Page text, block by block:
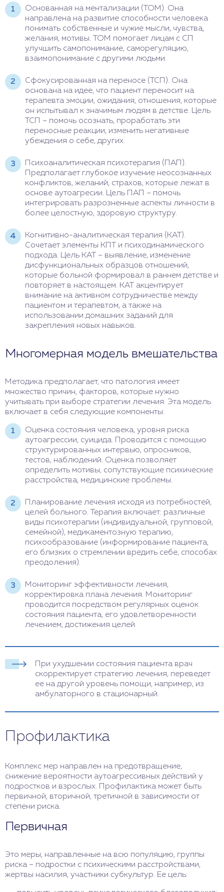
Основанная на ментализации (ТОМ). Она
направлена на развитие способности человека
понимать собственные и чужие мысли, чувства,
желания, мотивы. ТОМ помогает лицам с СП
улучшить самопонимание, саморегуляцию,
взаимопонимание с другими людьми.
Сфокусированная на переносе (ТСП). Она
основана на идее, что пациент переносит на
терапевта эмоции, ожидания, отношения, которые
он испытывал к значимым людям в детстве. Цель
ТСП – помочь осознать, проработать эти
переносные реакции, изменить негативные
убеждения о себе, других.
Психоаналитическая психотерапия (ПАП).
Предполагает глубокое изучение неосознанных
конфликтов, желаний, страхов, которые лежат в
основе аутоагресии. Цель ПАП – помочь
интегрировать разрозненные аспекты личности в
более целостную, здоровую структуру.
Когнитивно-аналитическая терапия (КАТ).
Сочетает элементы КПТ и психодинамического
подхода. Цель КАТ – выявление, изменение
дисфункциональных образцов отношений,
которые больной формировал в раннем детстве и
повторяет в настоящем. КАТ акцентирует
внимание на активном сотрудничестве между
пациентом и терапевтом, а также на
использовании домашних заданий для
закрепления новых навыков.
Многомерная модель вмешательства
Методика предполагает, что патология имеет
множество причин, факторов, которые нужно
учитывать при выборе стратегии лечения. Эта модель
включает в себя следующие компоненты:
Оценка состояния человека, уровня риска
аутоагрессии, суицида. Проводится с помощью
структурированных интервью, опросников,
тестов, наблюдений. Оценка позволяет
определить мотивы, сопутствующие психические
расстройства, медицинские проблемы.
Планирование лечения исходя из потребностей,
целей больного. Терапия включает: различные
виды психотерапии (индивидуальной, групповой,
семейной), медикаментозную терапию,
психообразование (информирование пациента,
его близких о стремлении вредить себе, способах
преодоления).
Мониторинг эффективности лечения,
корректировка плана лечения. Мониторинг
проводится посредством регулярных оценок
состояния пациента, его удовлетворенности
лечением, достижения целей.
При ухудшении состояния пациента врач
скорректирует стратегию лечения, переведет
ее на другой уровень помощи, например, из
амбулаторного в стационарный.
Профилактика
Комплекс мер направлен на предотвращение,
снижение вероятности аутоагрессивных действий у
подростков и взрослых. Профилактика может быть
первичной, вторичной, третичной в зависимости от
степени риска.
Первичная
Это меры, направленные на всю популяцию, группы
риска – подростки с психическими расстройствами,
жертвы насилия, участники субкультур. Ее цель: